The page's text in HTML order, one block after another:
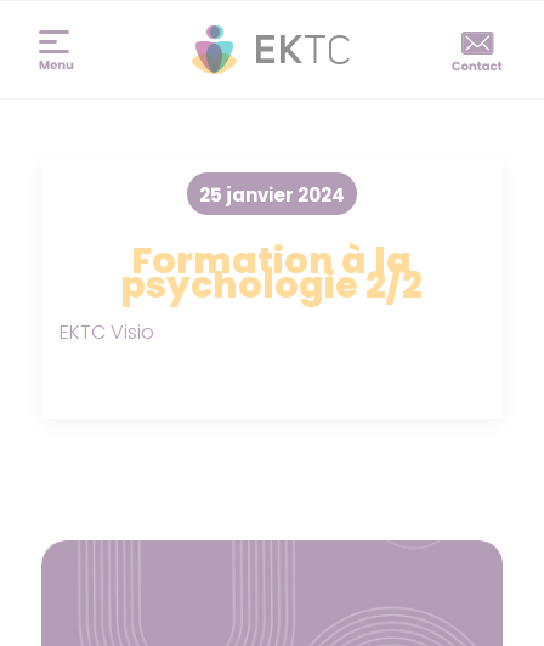
Formation à la
psychologie 2/2
25 janvier 2024
EKTC Visio